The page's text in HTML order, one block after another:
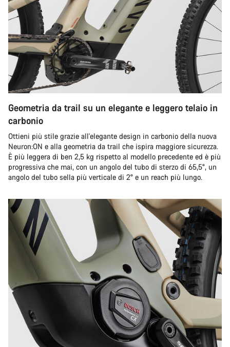
Geometria da trail su un elegante e leggero telaio in
carbonio
Ottieni più stile grazie all'elegante design in carbonio della nuova
Neuron:ON e alla geometria da trail che ispira maggiore sicurezza.
È più leggera di ben 2,5 kg rispetto al modello precedente ed è più
progressiva che mai, con un angolo del tubo di sterzo di 65,5°, un
angolo del tubo sella più verticale di 2° e un reach più lungo.